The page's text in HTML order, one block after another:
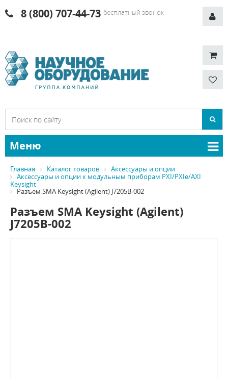
8 (800) 707-44-73 бесплатный звонок
Меню
Главная Каталог товаров
Аксессуары и опции
Аксессуары и опции к модульным приборам PXI/PXIe/AXI
Keysight
Разъем SMA Keysight (Agilent) J7205B-002
Разъем SMA Keysight (Agilent)
J7205B-002